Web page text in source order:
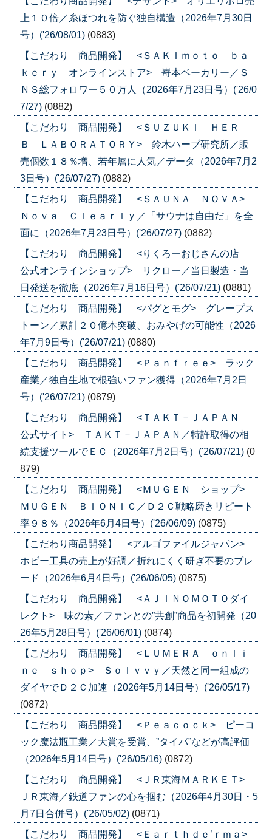
上１０倍／糸ほつれを防ぐ独自構造（2026年7月30日
号）('26/08/01) (0883)
【こだわり 商品開発】 <ＳＡＫＩｍｏｔｏ ｂａ
ｋｅｒｙ オンラインストア> 嵜本ベーカリー／Ｓ
ＮＳ総フォロワー５０万人（2026年7月23日号）('26/0
7/27) (0882)
【こだわり 商品開発】 <ＳＵＺＵＫＩ ＨＥＲ
Ｂ ＬＡＢＯＲＡＴＯＲＹ> 鈴木ハーブ研究所／販
売個数１８％増、若年層に人気／データ（2026年7月2
3日号）('26/07/27) (0882)
【こだわり 商品開発】 <ＳＡＵＮＡ ＮＯＶＡ>
Ｎｏｖａ Ｃｌｅａｒｌｙ／「サウナは自由だ」を全
面に（2026年7月23日号）('26/07/27) (0882)
【こだわり 商品開発】 <りくろーおじさんの店
公式オンラインショップ> リクロー／当日製造・当
日発送を徹底（2026年7月16日号）('26/07/21) (0881)
【こだわり 商品開発】 <パグとモグ> グレープス
トーン／累計２０億本突破、おみやげの可能性（2026
年7月9日号）('26/07/21) (0880)
【こだわり 商品開発】 <Ｐａｎｆｒｅｅ> ラック
産業／独自生地で根強いファン獲得（2026年7月2日
号）('26/07/21) (0879)
【こだわり 商品開発】 <ＴＡＫＴ－ＪＡＰＡＮ
公式サイト> ＴＡＫＴ－ＪＡＰＡＮ／特許取得の相
続支援ツールでＥＣ（2026年7月2日号）('26/07/21) (0
879)
【こだわり 商品開発】 <ＭＵＧＥＮ ショップ>
ＭＵＧＥＮ ＢＩＯＮＩＣ／Ｄ２Ｃ戦略磨きリピート
率９８％（2026年6月4日号）('26/06/09) (0875)
【こだわり商品開発】 <アルゴファイルジャパン>
ホビー工具の売上が好調／折れにくく研ぎ不要のブレ
ード（2026年6月4日号）('26/06/05) (0875)
【こだわり 商品開発】 <ＡＪＩＮＯＭＯＴＯダイ
レクト> 味の素／ファンとの”共創”商品を初開発（20
26年5月28日号）('26/06/01) (0874)
【こだわり 商品開発】 <ＬＵＭＥＲＡ ｏｎｌｉ
ｎｅ ｓｈｏｐ> Ｓｏｌｖｖｙ／天然と同一組成の
ダイヤでＤ２Ｃ加速（2026年5月14日号）('26/05/17)
(0872)
【こだわり 商品開発】 <Ｐｅａｃｏｃｋ> ピーコ
ック魔法瓶工業／大賞を受賞、”タイパ”などが高評価
（2026年5月14日号）('26/05/16) (0872)
【こだわり 商品開発】 <ＪＲ東海ＭＡＲＫＥＴ>
ＪＲ東海／鉄道ファンの心を掴む（2026年4月30日・5
月7日合併号）('26/05/02) (0871)
【こだわり 商品開発】 <Ｅａｒｔｈｄｅ’ｒｍａ>